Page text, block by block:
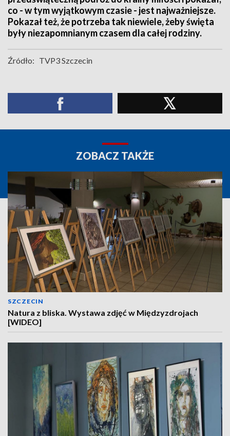
co - w tym wyjątkowym czasie - jest najważniejsze.
Pokazał też, że potrzeba tak niewiele, żeby święta
były niezapomnianym czasem dla całej rodziny.
Źródło: TVP3 Szczecin
ZOBACZ TAKŻE
SZCZECIN
Natura z bliska. Wystawa zdjęć w Międzyzdrojach
[WIDEO]